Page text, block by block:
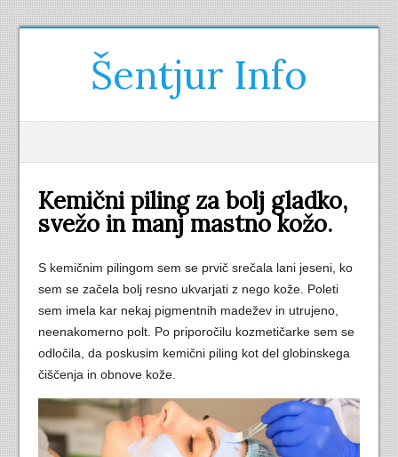
Šentjur Info
Kemični piling za bolj gladko,
svežo in manj mastno kožo.
S kemičnim pilingom sem se prvič srečala lani jeseni, ko
sem se začela bolj resno ukvarjati z nego kože. Poleti
sem imela kar nekaj pigmentnih madežev in utrujeno,
neenakomerno polt. Po priporočilu kozmetičarke sem se
odločila, da poskusim kemični piling kot del globinskega
čiščenja in obnove kože.